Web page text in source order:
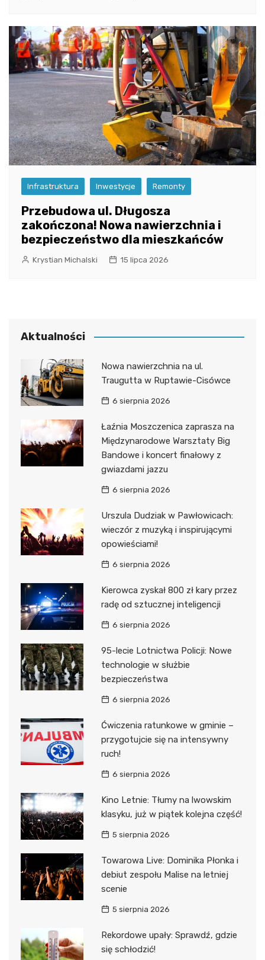
Infrastruktura Inwestycje Remonty
Przebudowa ul. Długosza
zakończona! Nowa nawierzchnia i
bezpieczeństwo dla mieszkańców
Krystian Michalski 15 lipca 2026
Aktualności
Nowa nawierzchnia na ul.
Traugutta w Ruptawie-Cisówce
6 sierpnia 2026
Łaźnia Moszczenica zaprasza na
Międzynarodowe Warsztaty Big
Bandowe i koncert finałowy z
gwiazdami jazzu
6 sierpnia 2026
Urszula Dudziak w Pawłowicach:
wieczór z muzyką i inspirującymi
opowieściami!
6 sierpnia 2026
Kierowca zyskał 800 zł kary przez
radę od sztucznej inteligencji
6 sierpnia 2026
95-lecie Lotnictwa Policji: Nowe
technologie w służbie
bezpieczeństwa
6 sierpnia 2026
Ćwiczenia ratunkowe w gminie –
przygotujcie się na intensywny
ruch!
6 sierpnia 2026
Kino Letnie: Tłumy na lwowskim
klasyku, już w piątek kolejna część!
5 sierpnia 2026
Towarowa Live: Dominika Płonka i
debiut zespołu Malise na letniej
scenie
5 sierpnia 2026
Rekordowe upały: Sprawdź, gdzie
się schłodzić!